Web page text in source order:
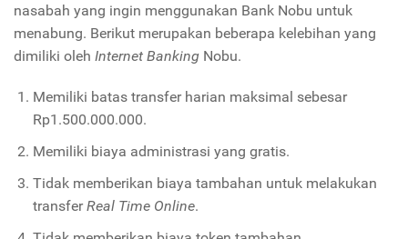
nasabah yang ingin menggunakan Bank Nobu untuk
menabung. Berikut merupakan beberapa kelebihan yang
dimiliki oleh Internet Banking Nobu.
Memiliki batas transfer harian maksimal sebesar
Rp1.500.000.000.
Memiliki biaya administrasi yang gratis.
Tidak memberikan biaya tambahan untuk melakukan
transferReal Time Online.